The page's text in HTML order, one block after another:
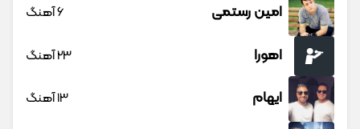
امین رستمی 6 آهنگ
اهورا 23 آهنگ
ایهام 13 آهنگ